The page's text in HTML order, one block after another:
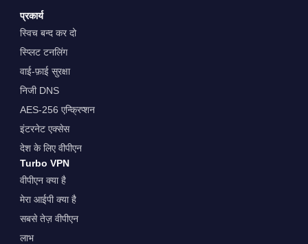
प्रकार्य
स्विच बन्द कर दो
स्प्लिट टनलिंग
वाई-फ़ाई सुरक्षा
निजी DNS
AES-256 एन्क्रिप्शन
इंटरनेट एक्सेस
देश के लिए वीपीएन
Turbo VPN
वीपीएन क्या है
मेरा आईपी क्या है
सबसे तेज़ वीपीएन
लाभ